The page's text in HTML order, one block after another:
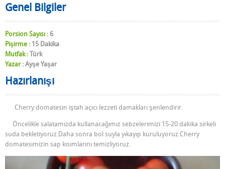
Genel Bilgiler
Porsion Sayısı : 6
Pişirme : 15 Dakika
Mutfak : Türk
Yazar : Ayşe Yaşar
Hazırlanışı
Cherry domatesin iştah açıcı lezzeti damakları şenlendirir.
Öncelikle salatamızda kullanacağımız sebzelerimizi 15-20 dakika sirkeli
suda bekletiyoruz.Daha sonra bol suyla yıkayıp kuruluyoruz.Cherry
domatesimizin sap kısımlarını temizliyoruz.